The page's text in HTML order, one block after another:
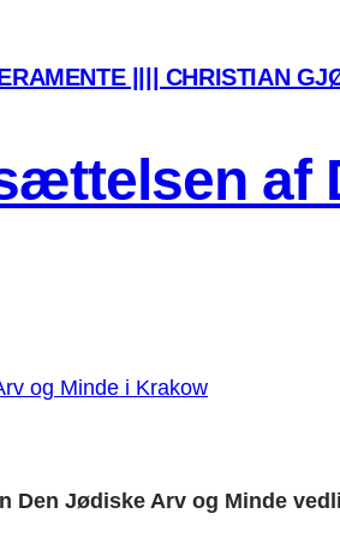
|||| CHRISTIAN
af
Den Jødiske Arv og Minde